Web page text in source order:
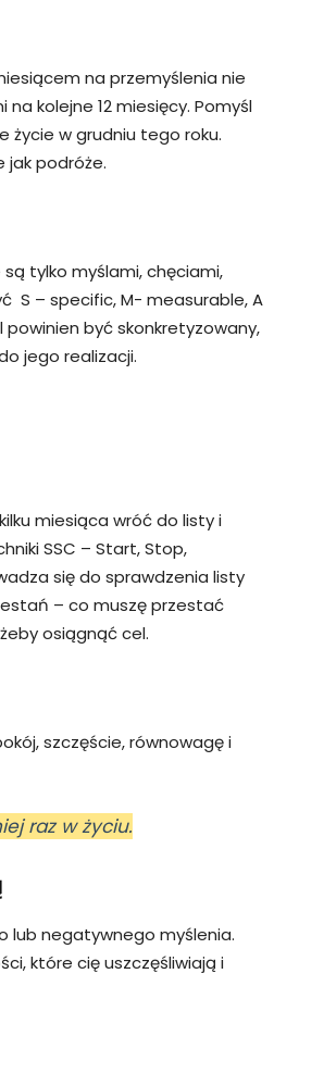
na przemyślenia nie
kolejne 12 miesięcy. Pomyśl
życie w grudniu tego roku.
jak podróże.
tylko myślami, chęciami,
S – specific, M- measurable, A
być skonkretyzowany,
jego realizacji.
miesiąca wróć do listy i
SSC – Start, Stop,
się do sprawdzenia listy
– co muszę przestać
osiągnąć cel.
szczęście, równowagę i
raz w życiu.
lub negatywnego myślenia.
które cię uszczęśliwiają i